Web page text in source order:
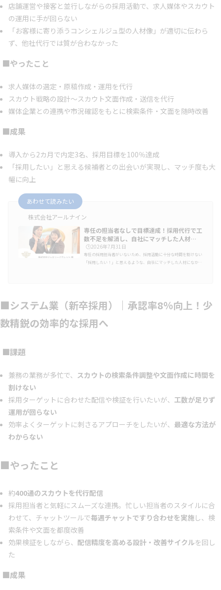
店舗運営や接客と並行しながらの採用活動で、求人媒体やスカウト
の運用に手が回らない
「お客様に寄り添うコンシェルジュ型の人材像」が適切に伝わら
ず、他社代行では質が合わなかった
■やったこと
求人媒体の選定・原稿作成・運用を代行
スカウト戦略の設計〜スカウト文面作成・送信を代行
媒体企業との連携や市況確認をもとに検索条件・文面を随時改善
■成果
導入から2カ月で内定3名、採用目標を100％達成
「採用したい」と思える候補者との出会いが実現し、マッチ度も大
幅に向上
あわせて読みたい
株式会社アールナイン
専任の担当者なしで目標達成！採用代行で工
数不足を解消し、自社にマッチした人材…
🕒️2026年7月31日
専任の採用担当者がいないため、採用活動に十分な時間を割けない
「採用したい！」と思えるような、自社にマッチした人材になかな
運営・接客業務があり、採用活動にリソースを割けないという課題
を抱えていました。そこで、アールナインが支援させていただいた
■システム業（新卒採用）｜承認率8％向上！少
数精鋭の効率的な採用へ
■課題
兼務の業務が多忙で、 スカウトの検索条件調整や文面作成に時間を
割けない
採用ターゲットに合わせた配信や検証を行いたいが、 工数が足りず
運用が回らない
効率よくターゲットに刺さるアプローチをしたいが、 最適な方法が
わからない
■やったこと
約400通のスカウトを代行配信
採用担当者と気軽にスムーズな連携。忙しい担当者のスタイルに合
わせて、チャットツールで毎週チャットですり合わせを実施し、検
索条件や文面を都度改善
効果検証をしながら、 配信精度を高める設計・改善サイクルを回し
た
■成果